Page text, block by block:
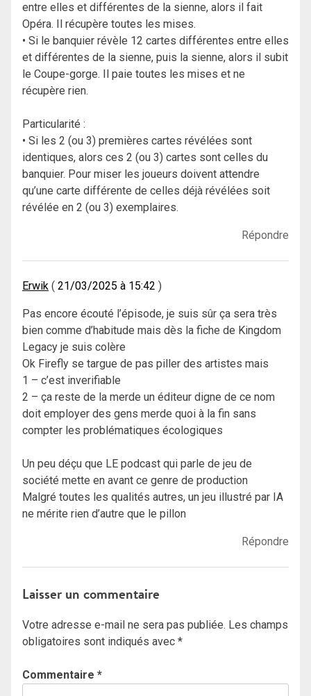
entre elles et différentes de la sienne, alors il fait
Opéra. Il récupère toutes les mises.
• Si le banquier révèle 12 cartes différentes entre elles
et différentes de la sienne, puis la sienne, alors il subit
le Coupe-gorge. Il paie toutes les mises et ne
récupère rien.
Particularité :
• Si les 2 (ou 3) premières cartes révélées sont
identiques, alors ces 2 (ou 3) cartes sont celles du
banquier. Pour miser les joueurs doivent attendre
qu’une carte différente de celles déjà révélées soit
révélée en 2 (ou 3) exemplaires.
Répondre
Erwik 21/03/2025 à 15:42
Pas encore écouté l’épisode, je suis sûr ça sera très
bien comme d’habitude mais dès la fiche de Kingdom
Legacy je suis colère
Ok Firefly se targue de pas piller des artistes mais
1 – c’est inverifiable
2 – ça reste de la merde un éditeur digne de ce nom
doit employer des gens merde quoi à la fin sans
compter les problématiques écologiques
Un peu déçu que LE podcast qui parle de jeu de
société mette en avant ce genre de production
Malgré toutes les qualités autres, un jeu illustré par IA
ne mérite rien d’autre que le pillon
Répondre
Laisser un commentaire
Votre adresse e-mail ne sera pas publiée. Les champs
obligatoires sont indiqués avec *
Commentaire *